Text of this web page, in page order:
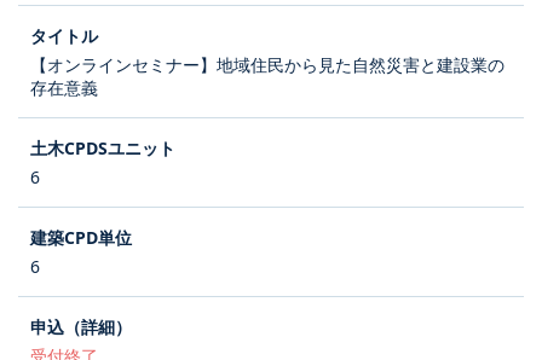
【オンラインセミナー】地域住民から見た自然災害と建設業の
存在意義
6
6